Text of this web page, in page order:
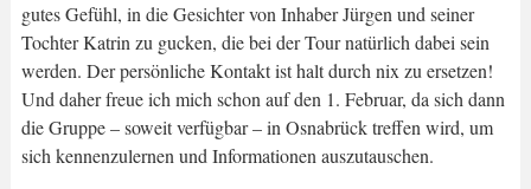
gutes Gefühl, in die Gesichter von Inhaber Jürgen und seiner
Tochter Katrin zu gucken, die bei der Tour natürlich dabei sein
werden. Der persönliche Kontakt ist halt durch nix zu ersetzen!
Und daher freue ich mich schon auf den 1. Februar, da sich dann
die Gruppe – soweit verfügbar – in Osnabrück treffen wird, um
sich kennenzulernen und Informationen auszutauschen.